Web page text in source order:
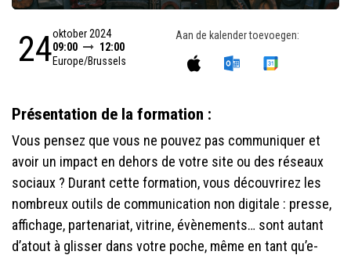
24oktober 2024
09:00
12:00
Europe/Brussels
Aan de kalender toevoegen:
Présentation de la formation :
Vous pensez que vous ne pouvez pas communiquer et
avoir un impact en dehors de votre site ou des réseaux
sociaux ? Durant cette formation, vous découvrirez les
nombreux outils de communication non digitale : presse,
affichage, partenariat, vitrine, évènements… sont autant
d’atout à glisser dans votre poche, même en tant qu’e-